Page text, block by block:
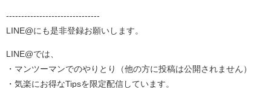
-------------------------------
LINE@にも是非登録お願いします。
LINE@では、
・マンツーマンでのやりとり（他の方に投稿は公開されません）
・気楽にお得なTipsを限定配信しています。